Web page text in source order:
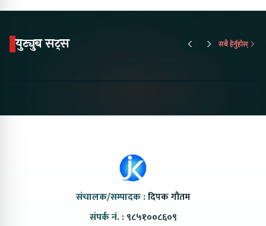
युट्युब सट्स सबै हेर्नुहोस्
संचालक/सम्पादक :दिपक गौतम
संपर्क नं. : ९८५१००८६०९